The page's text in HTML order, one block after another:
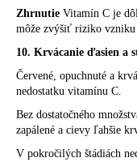
Zhrnutie Vitamín C je
môže zvýšiť riziko vzniku
10. Krvácanie ďasien a
Červené, opuchnuté a
nedostatku vitamínu C.
Bez dostatočného
zapálené a cievy ľahšie
V pokročilých štádiách